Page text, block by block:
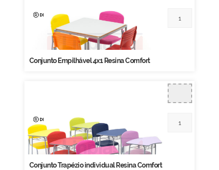
Conjunto Empilhável 4x1 Resina Comfort
Conjunto Trapézio individual Resina Comfort